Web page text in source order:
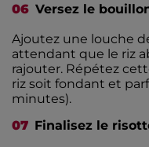
Versez le
Ajoutez une louche
attendant que le riz
rajouter. Répétez
riz soit fondant et
minutes).
Finalisez le